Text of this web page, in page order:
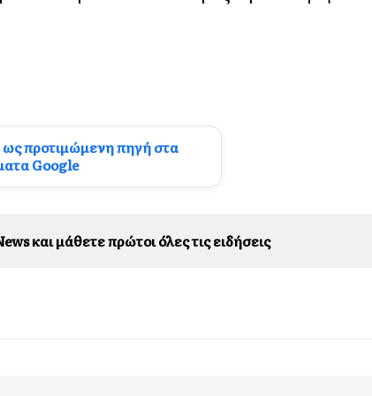
προτιμώμενη πηγή στα
Google
και μάθετε πρώτοι όλες τις ειδήσεις